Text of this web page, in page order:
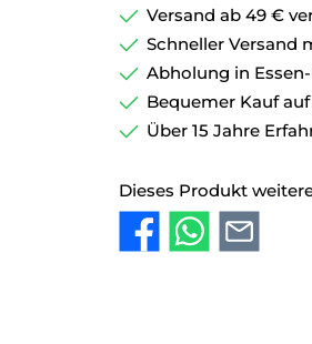
Versand ab 49 €
Schneller Versand
Abholung in
Bequemer Kauf
Über 15 Jahre
Dieses Produkt